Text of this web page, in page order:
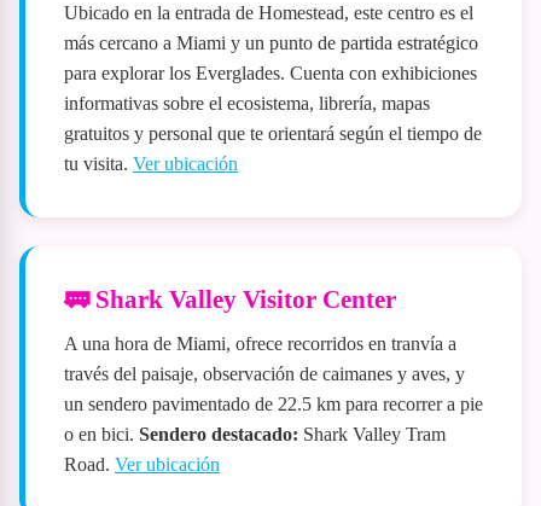
Ubicado en la entrada de Homestead, este centro es el
más cercano a Miami y un punto de partida estratégico
para explorar los Everglades. Cuenta con exhibiciones
informativas sobre el ecosistema, librería, mapas
gratuitos y personal que te orientará según el tiempo de
tu visita. Ver ubicación
🚃 Shark Valley Visitor Center
A una hora de Miami, ofrece recorridos en tranvía a
través del paisaje, observación de caimanes y aves, y
un sendero pavimentado de 22.5 km para recorrer a pie
o en bici. Sendero destacado: Shark Valley Tram
Road. Ver ubicación